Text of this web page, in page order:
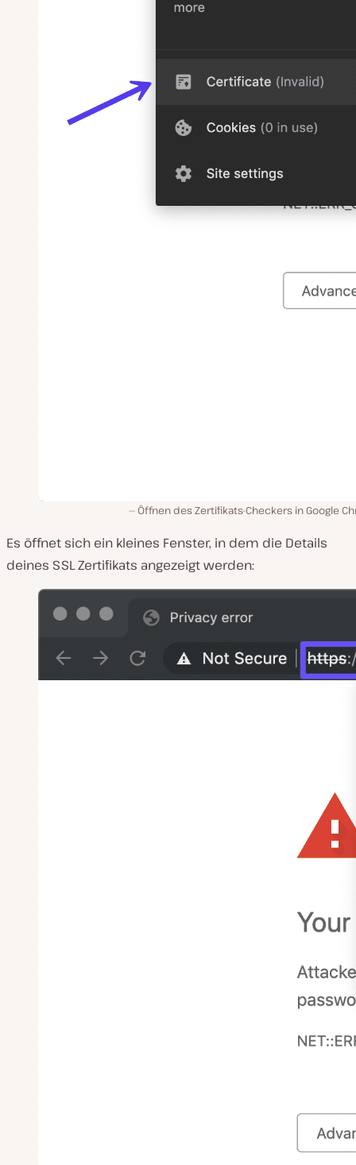
Öffnen des Zertifikats-Checkers in Google
Es öffnet sich ein kleines Fenster, in dem die Details
deines SSL Zertifikats angezeigt werden: